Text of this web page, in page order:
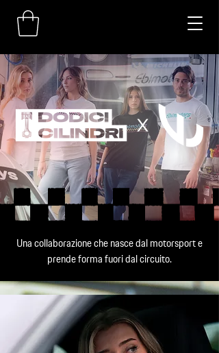
Una collaborazione che nasce dal motorsport e
prende forma fuori dal circuito.